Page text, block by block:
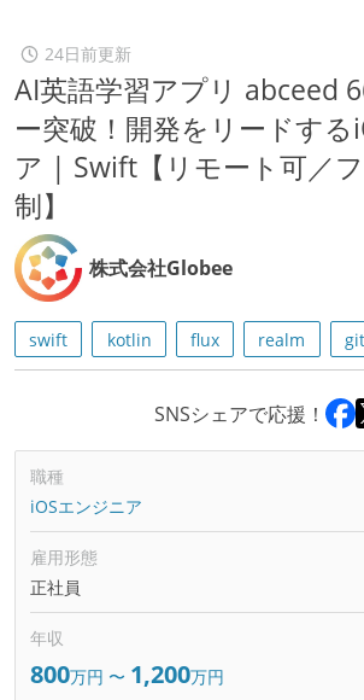
24日前更新
AI英語学習アプリ abceed
ー突破！開発をリードする
ア | Swift【リモート可／
制】
株式会社Globee
swift kotlin flux realm git
SNSシェアで応援！
職種
iOSエンジニア
雇用形態
正社員
年収
800万円 〜 1,200万円